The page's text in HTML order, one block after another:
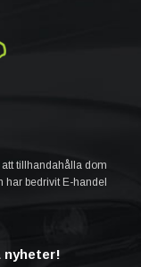
tillhandahålla dom
har bedrivit E-handel
nyheter!